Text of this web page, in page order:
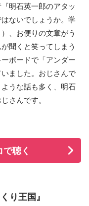
明石英一郎のアタッ
ないでしょうか。学
、お便りの文章がう
聞くと笑ってしまう
ボードで「アンダー
ました。おじさんで
うな話も多く、明石
さんです。
聴く
り王国』